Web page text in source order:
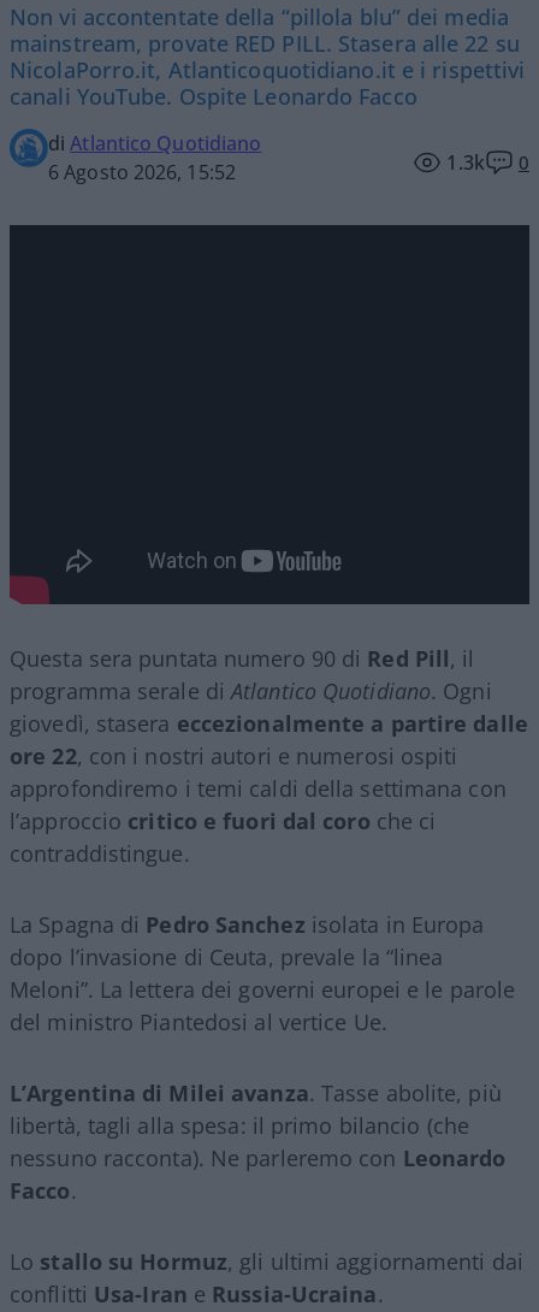
Non vi accontentate della “pillola blu” dei media
mainstream, provate RED PILL. Stasera alle 22 su
NicolaPorro.it, Atlanticoquotidiano.it e i rispettivi
canali YouTube. Ospite Leonardo Facco
diAtlantico Quotidiano
6 Agosto 2026, 15:52
1.3k 0
Questa sera puntata numero 90 di Red Pill, il
programma serale diAtlantico Quotidiano. Ogni
giovedì, stasera eccezionalmente a partire dalle
ore 22, con i nostri autori e numerosi ospiti
approfondiremo i temi caldi della settimana con
l’approccio critico e fuori dal coro che ci
contraddistingue.
La Spagna di Pedro Sanchez isolata in Europa
dopo l’invasione di Ceuta, prevale la “linea
Meloni”. La lettera dei governi europei e le parole
del ministro Piantedosi al vertice Ue.
L’Argentina di Milei avanza. Tasse abolite, più
libertà, tagli alla spesa: il primo bilancio (che
nessuno racconta). Ne parleremo con Leonardo
Facco.
Lo stallo su Hormuz, gli ultimi aggiornamenti dai
conflitti Usa-Iran e Russia-Ucraina.